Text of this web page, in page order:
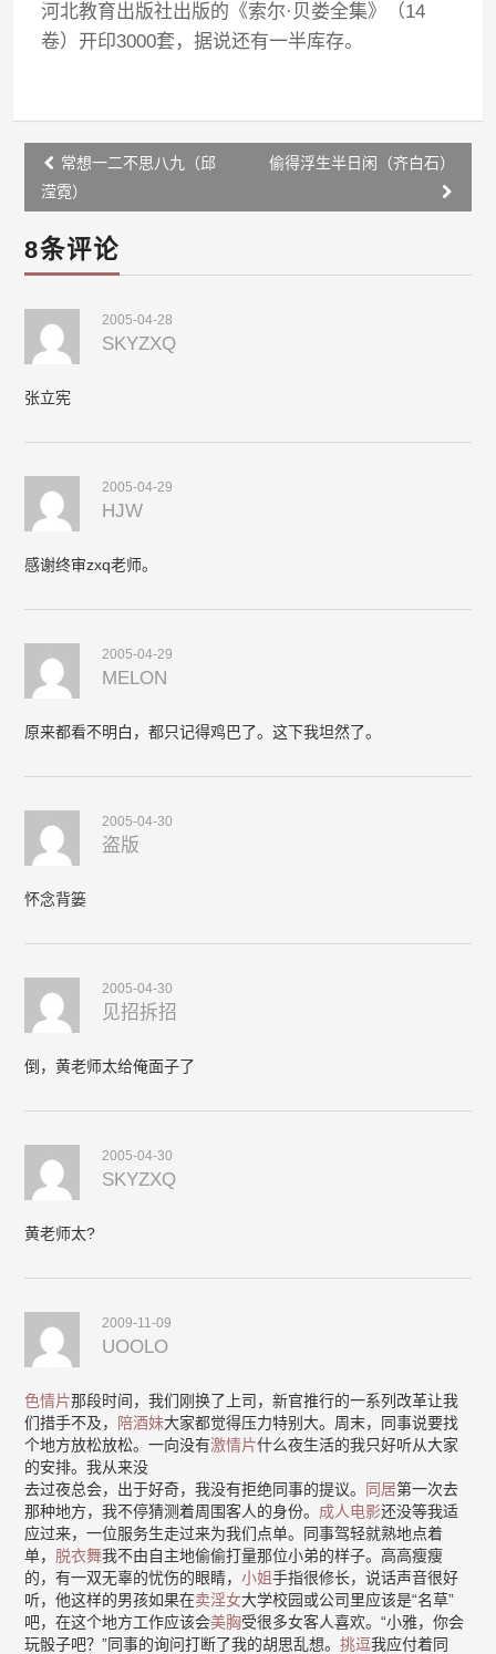
河北教育出版社出版的《索尔·贝娄全集》（14
卷）开印3000套，据说还有一半库存。
Post
navigation
常想一二不思八九（邱
滢霓）
偷得浮生半日闲（齐白石）
8条评论
2005-04-28
SKYZXQ
张立宪
2005-04-29
HJW
感谢终审zxq老师。
2005-04-29
MELON
原来都看不明白，都只记得鸡巴了。这下我坦然了。
2005-04-30
盗版
怀念背篓
2005-04-30
见招拆招
倒，黄老师太给俺面子了
2005-04-30
SKYZXQ
黄老师太?
2009-11-09
UOOLO
色情片那段时间，我们刚换了上司，新官推行的一系列改革让我
们措手不及， 陪酒妹大家都觉得压力特别大。周末，同事说要找
个地方放松放松。一向没有激情片什么夜生活的我只好听从大家
的安排。我从来没
去过夜总会，出于好奇，我没有拒绝同事的提议。 同居第一次去
那种地方，我不停猜测着周围客人的身份。 成人电影还没等我适
应过来，一位服务生走过来为我们点单。同事驾轻就熟地点着
单， 脱衣舞我不由自主地偷偷打量那位小弟的样子。高高瘦瘦
的，有一双无辜的忧伤的眼睛，小姐手指很修长，说话声音很好
听，他这样的男孩如果在卖淫女大学校园或公司里应该是“名草”
吧，在这个地方工作应该会美胸受很多女客人喜欢。“小雅，你会
玩骰子吧？”同事的询问打断了我的胡思乱想。挑逗我应付着同